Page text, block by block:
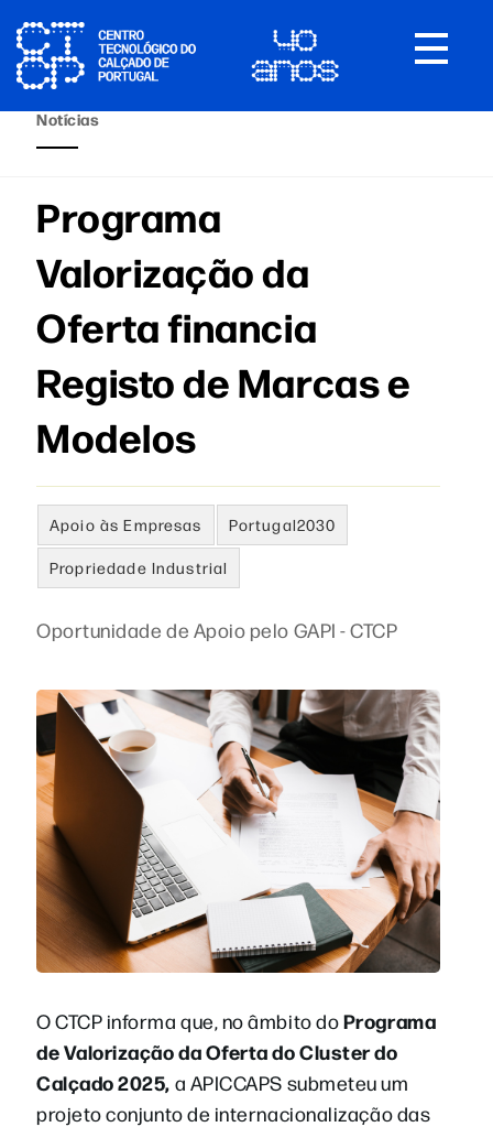
Toggle
Notícias
Programa
Valorização da
Oferta financia
Registo de Marcas e
Modelos
Apoio às Empresas Portugal2030
Propriedade Industrial
Oportunidade de Apoio pelo GAPI - CTCP
O CTCP informa que, no âmbito doPrograma
de Valorização da Oferta do Cluster do
Calçado 2025, a APICCAPS submeteu um
projeto conjunto de internacionalização das